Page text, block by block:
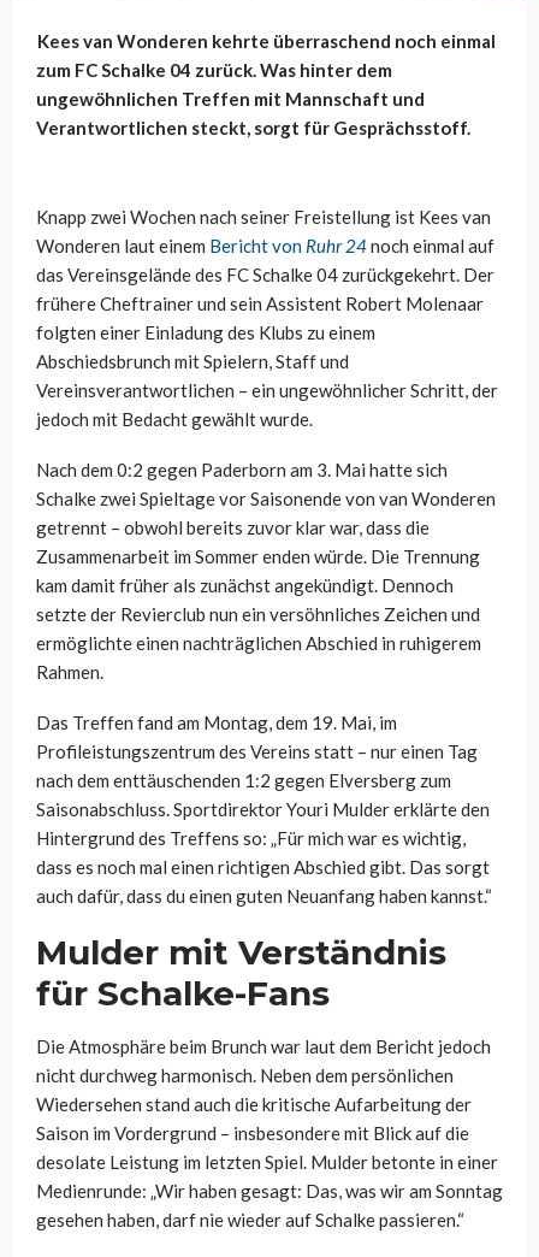
Kees van Wonderen kehrte überraschend noch einmal
zum FC Schalke 04 zurück. Was hinter dem
ungewöhnlichen Treffen mit Mannschaft und
Verantwortlichen steckt, sorgt für Gesprächsstoff.
Knapp zwei Wochen nach seiner Freistellung ist Kees van
Wonderen laut einem Bericht von Ruhr 24noch einmal auf
das Vereinsgelände des FC Schalke 04 zurückgekehrt. Der
frühere Cheftrainer und sein Assistent Robert Molenaar
folgten einer Einladung des Klubs zu einem
Abschiedsbrunch mit Spielern, Staff und
Vereinsverantwortlichen – ein ungewöhnlicher Schritt, der
jedoch mit Bedacht gewählt wurde.
Nach dem 0:2 gegen Paderborn am 3. Mai hatte sich
Schalke zwei Spieltage vor Saisonende von van Wonderen
getrennt – obwohl bereits zuvor klar war, dass die
Zusammenarbeit im Sommer enden würde. Die Trennung
kam damit früher als zunächst angekündigt. Dennoch
setzte der Revierclub nun ein versöhnliches Zeichen und
ermöglichte einen nachträglichen Abschied in ruhigerem
Rahmen.
Das Treffen fand am Montag, dem 19. Mai, im
Profileistungszentrum des Vereins statt – nur einen Tag
nach dem enttäuschenden 1:2 gegen Elversberg zum
Saisonabschluss. Sportdirektor Youri Mulder erklärte den
Hintergrund des Treffens so: „Für mich war es wichtig,
dass es noch mal einen richtigen Abschied gibt. Das sorgt
auch dafür, dass du einen guten Neuanfang haben kannst.“
Mulder mit Verständnis
für Schalke-Fans
Die Atmosphäre beim Brunch war laut dem Bericht jedoch
nicht durchweg harmonisch. Neben dem persönlichen
Wiedersehen stand auch die kritische Aufarbeitung der
Saison im Vordergrund – insbesondere mit Blick auf die
desolate Leistung im letzten Spiel. Mulder betonte in einer
Medienrunde: „Wir haben gesagt: Das, was wir am Sonntag
gesehen haben, darf nie wieder auf Schalke passieren.“